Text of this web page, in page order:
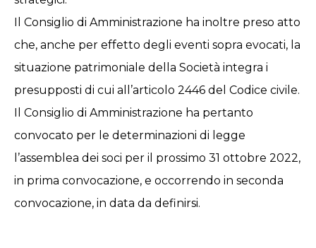
Il Consiglio di Amministrazione ha inoltre preso atto
che, anche per effetto degli eventi sopra evocati, la
situazione patrimoniale della Società integra i
presupposti di cui all’articolo 2446 del Codice civile.
Il Consiglio di Amministrazione ha pertanto
convocato per le determinazioni di legge
l’assemblea dei soci per il prossimo 31 ottobre 2022,
in prima convocazione, e occorrendo in seconda
convocazione, in data da definirsi.